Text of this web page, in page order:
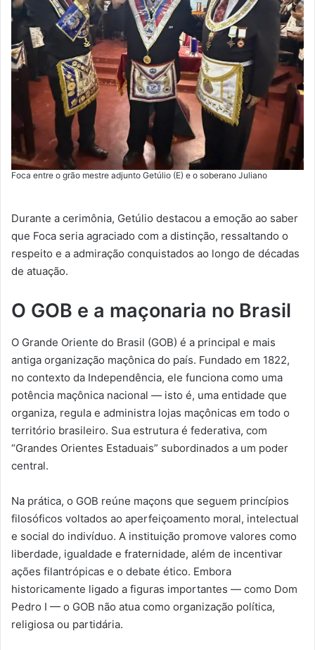
Foca entre o grão mestre adjunto Getúlio (E) e o soberano Juliano
Durante a cerimônia, Getúlio destacou a emoção ao saber
que Foca seria agraciado com a distinção, ressaltando o
respeito e a admiração conquistados ao longo de décadas
de atuação.
O GOB e a maçonaria no Brasil
O Grande Oriente do Brasil (GOB) é a principal e mais
antiga organização maçônica do país. Fundado em 1822,
no contexto da Independência, ele funciona como uma
potência maçônica nacional — isto é, uma entidade que
organiza, regula e administra lojas maçônicas em todo o
território brasileiro. Sua estrutura é federativa, com
“Grandes Orientes Estaduais” subordinados a um poder
central.
Na prática, o GOB reúne maçons que seguem princípios
filosóficos voltados ao aperfeiçoamento moral, intelectual
e social do indivíduo. A instituição promove valores como
liberdade, igualdade e fraternidade, além de incentivar
ações filantrópicas e o debate ético. Embora
historicamente ligado a figuras importantes — como Dom
Pedro I — o GOB não atua como organização política,
religiosa ou partidária.